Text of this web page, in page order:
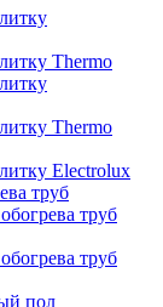
Thermo
Thermo
Electrolux
труб
труб
труб
пол